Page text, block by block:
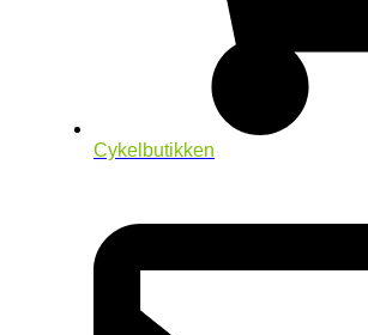
Cykelbutikken